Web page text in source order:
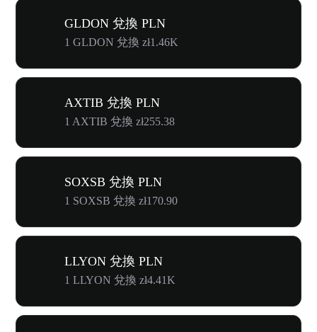
GLDON 兌換 PLN
1 GLDON 兌換 zł1.46K
AXTIB 兌換 PLN
1 AXTIB 兌換 zł255.38
SOXSB 兌換 PLN
1 SOXSB 兌換 zł170.90
LLYON 兌換 PLN
1 LLYON 兌換 zł4.41K